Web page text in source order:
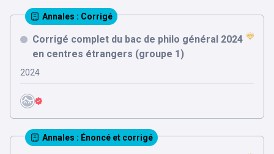
Annales : Corrigé
Corrigé complet du bac de philo général 2024
en centres étrangers (groupe 1)
2024
Annales : Énoncé et corrigé